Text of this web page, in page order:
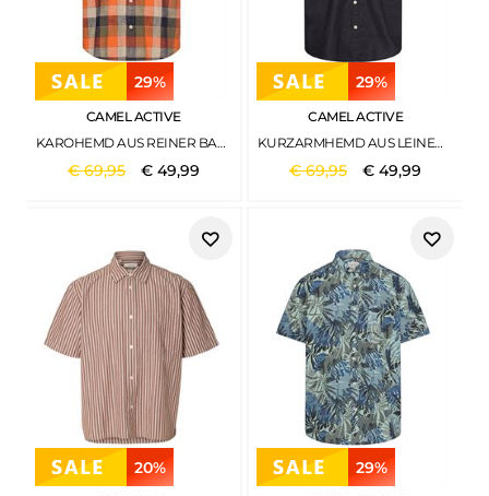
29%
CAMEL ACTIVE
KAROHEMD AUS REINER BAUMWOLLE BURNED ORANGE
€69,95 € 49,99
29%
CAMEL ACTIVE
KURZARMHEMD AUS LEINENMIX DARK NAVY
€69,95 €49,99
20% 29%